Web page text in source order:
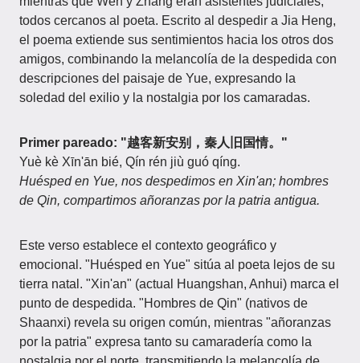
todos cercanos al poeta. Escrito al despedir a Jia Heng,
el poema extiende sus sentimientos hacia los otros dos
amigos, combinando la melancolía de la despedida con
descripciones del paisaje de Yue, expresando la
soledad del exilio y la nostalgia por los camaradas.
Primer pareado: "越客新安别，秦人旧国情。"
Yuè kè Xīn'ān bié, Qín rén jiù guó qíng.
Huésped en Yue, nos despedimos en Xin'an; hombres
de Qin, compartimos añoranzas por la patria antigua.
Este verso establece el contexto geográfico y
emocional. "Huésped en Yue" sitúa al poeta lejos de su
tierra natal. "Xin'an" (actual Huangshan, Anhui) marca el
punto de despedida. "Hombres de Qin" (nativos de
Shaanxi) revela su origen común, mientras "añoranzas
por la patria" expresa tanto su camaradería como la